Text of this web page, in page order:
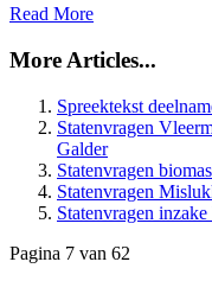
Read More
More Articles...
Spreektekst
Statenvragen
Galder
Statenvragen
Statenvragen
Statenvragen
Pagina 7 van 62